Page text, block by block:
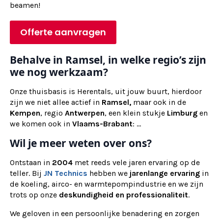
beamen!
Offerte aanvragen
Behalve in Ramsel, in welke regio’s zijn
we nog werkzaam?
Onze thuisbasis is Herentals, uit jouw buurt, hierdoor
zijn we niet allee actief in Ramsel, maar ook in de
Kempen, regio Antwerpen, een klein stukje Limburg en
we komen ook in Vlaams-Brabant: ...
Wil je meer weten over ons?
Ontstaan in 2004 met reeds vele jaren ervaring op de
teller. Bij JN Technics hebben we jarenlange ervaring in
de koeling, airco- en warmtepompindustrie en we zijn
trots op onze deskundigheid en professionaliteit.
We geloven in een persoonlijke benadering en zorgen